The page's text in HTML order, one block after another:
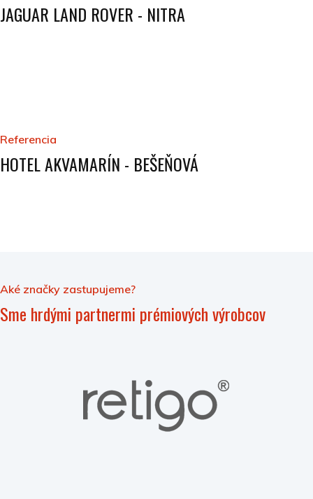
JAGUAR LAND ROVER - NITRA
Referencia
HOTEL AKVAMARÍN - BEŠEŇOVÁ
Aké značky zastupujeme?
Sme hrdými partnermi prémiových výrobcov